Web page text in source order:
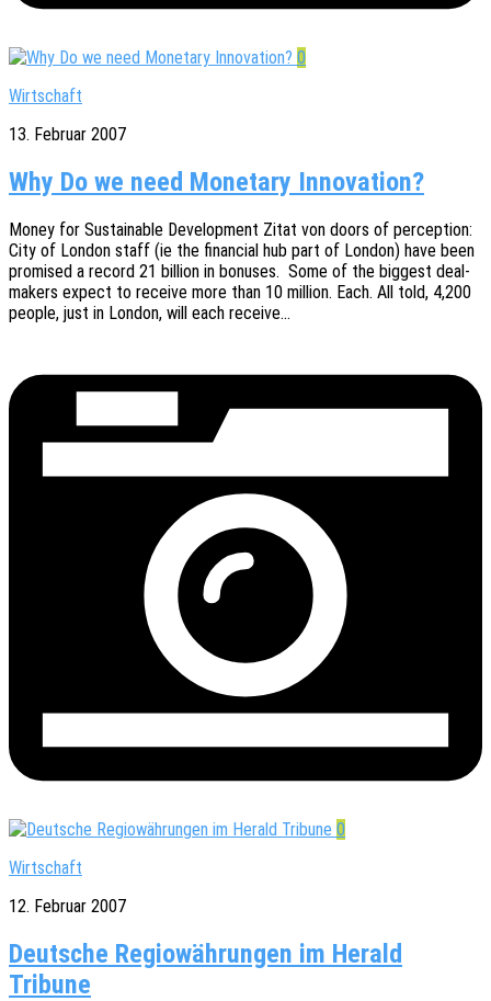
0
Wirtschaft
13. Februar 2007
Why Do we need Monetary Innovation?
Money for Sustainable Deve­lo­p­ment Zitat von doors of percep­ti­on:
City of London staff (ie the finan­cial hub part of London) have been
promi­sed a record 21 billi­on in bonu­ses. Some of the biggest deal-
makers expect to recei­ve more than 10 milli­on. Each. All told, 4,200
people, just in London, will each receive…
0
Wirtschaft
12. Februar 2007
Deutsche Regiowährungen im Herald
Tribune